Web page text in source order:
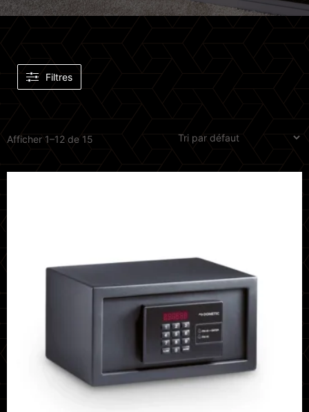
MINIBARS
Filtres
Afficher 1–12 de 15